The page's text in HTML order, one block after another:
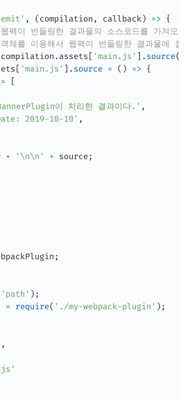
, ( compilation , callback ) => {
이 번들링한 결과물의 소스코드를 가져오는
를 이용해서 웹팩이 번들링한 결과물에 접
compilation .assets 'main.js' . source(
'main.js' . source = ( ) => {
=
이 처리한 결과이다.' ,
2019-10-10' ,
+ '\n\n' + source;
;
'path' ) ;
= require( './my-webpack-plugin' ) ;
,